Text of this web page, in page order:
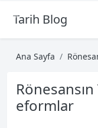
Tarih Blog
Ana Sayfa
eformlar